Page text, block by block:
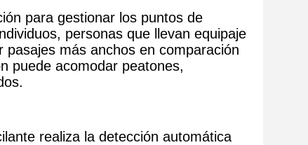
para gestionar los puntos de
personas que llevan equipaje
más anchos en comparación
puede acomodar peatones,
realiza la detección automática